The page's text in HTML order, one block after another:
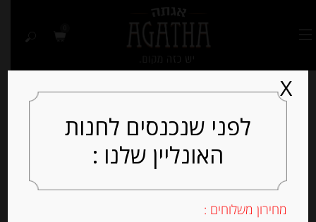
Out of
לפני שנכנסים לחנות
האונליין שלנו :
מחירון משלוחים :
X